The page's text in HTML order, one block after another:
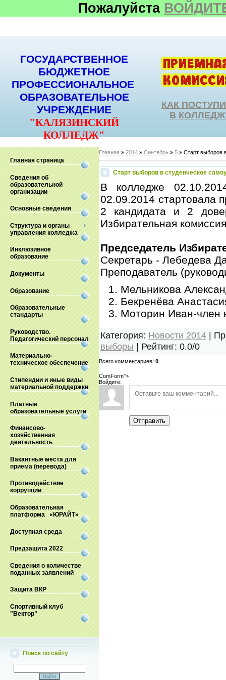
Пожалуйста
ГОСУДАРСТВЕННОЕ
БЮДЖЕТНОЕ
ПРОФЕССИОНАЛЬНОЕ
ОБРАЗОВАТЕЛЬНОЕ
УЧРЕЖДЕНИЕ
"КАЛЯЗИНСКИЙ
КОЛЛЕДЖ"
КАК
В
Главная страница
Сведения об
образовательной
организации
Основные сведения
Структура и органы
управления колледжа
Инклюзивное
образование
Документы
Образование
Образовательные
стандарты
Руководство.
Педагогический персонал
Материально-
техническое обеспечение
Стипендии и иные виды
материальной поддержки
Платные
образовательные услуги
Финансово-
хозяйственная
деятельность
Вакантные места для
приема (перевода)
Противодействие
коррупции
Образовательная
платформа «ЮРАЙТ»
Доступная среда
Предзащита 2022
Сведения о количестве
поданных заявлений
Защита ВКР
Спортивный клуб
"Вектор"
Поиск по сайту
Главная » 2014 » Сентябрь » 5 » Старт выборов
Старт выборов в студенческое
В колледже
02.09.2014 стартовала
2 кандидата и 2
Избирательная
Председатель
Секретарь - Лебедева
Преподаватель
Мельникова
Бекренёва
Моторин Иван-член
Категория: Новости 2014 |
выборы | Рейтинг: 0.0/0
Всего комментариев: 0
ComForm">
Войдите:
Отправить